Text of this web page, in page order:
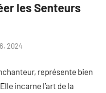
les Senteurs
2024
représente bien
incarne l’art de la